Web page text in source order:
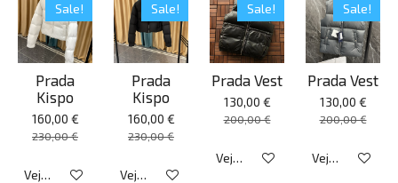
Sale!
Prada
Kispo
160,00 €
230,00 €
Veja detalhes
Sale!
Prada
Kispo
160,00 €
230,00 €
Veja detalhes
Sale!
Prada Vest
130,00 €
200,00 €
Veja detalhes
Sale!
Prada Vest
130,00 €
200,00 €
Veja detalhes